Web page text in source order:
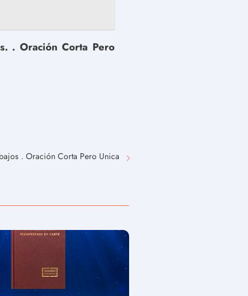
. Oración Corta Pero
. Oración Corta Pero Unica